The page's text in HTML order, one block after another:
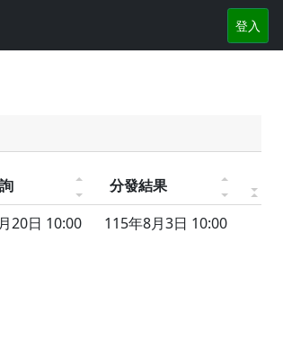
登入
分發結果
20日 10:00 115年8月3日 10:00